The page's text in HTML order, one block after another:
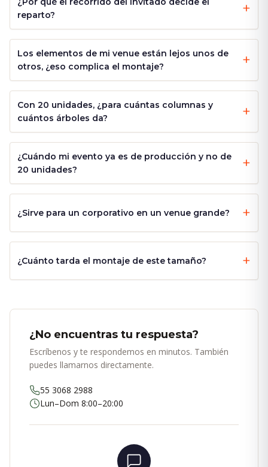
reparto?
Los elementos de mi venue están lejos unos de
otros, ¿eso complica el montaje?
Con 20 unidades, ¿para cuántas columnas y
cuántos árboles da?
¿Cuándo mi evento ya es de producción y no de
20 unidades?
¿Sirve para un corporativo en un venue grande?
¿Cuánto tarda el montaje de este tamaño?
¿No encuentras tu respuesta?
Escríbenos y te respondemos en minutos. También
puedes llamarnos directamente.
55 3068 2988
Lun–Dom 8:00–20:00